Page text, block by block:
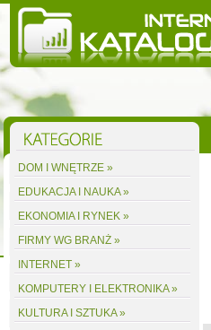
DOM I WNĘTRZE »
EDUKACJA I NAUKA »
EKONOMIA I RYNEK »
FIRMY WG BRANŻ »
INTERNET »
KOMPUTERY I ELEKTRONIKA »
KULTURA I SZTUKA »